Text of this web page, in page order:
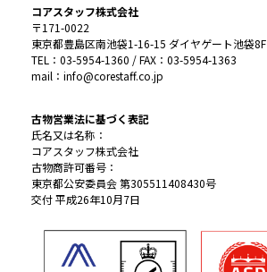
コアスタッフ株式会社
〒171-0022
東京都豊島区南池袋1-16-15 ダイヤゲート池袋8F
TEL：03-5954-1360 / FAX：03-5954-1363
mail：info@corestaff.co.jp
古物営業法に基づく表記
氏名又は名称：
コアスタッフ株式会社
古物商許可番号：
東京都公安委員会 第305511408430号
交付 平成26年10月7日